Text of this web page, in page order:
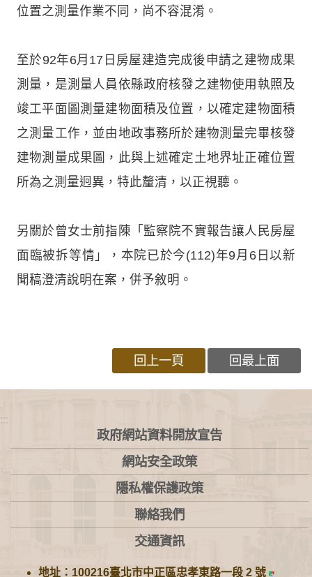
位置之測量作業不同，尚不容混淆。
至於92年6月17日房屋建造完成後申請之建物成果
測量，是測量人員依縣政府核發之建物使用執照及
竣工平面圖測量建物面積及位置，以確定建物面積
之測量工作，並由地政事務所於建物測量完畢核發
建物測量成果圖，此與上述確定土地界址正確位置
所為之測量迥異，特此釐清，以正視聽。
另關於曾女士前指陳「監察院不實報告讓人民房屋
面臨被拆等情」，本院已於今(112)年9月6日以新
聞稿澄清說明在案，併予敘明。
回上一頁 回最上面
:::
政府網站資料開放宣告
網站安全政策
隱私權保護政策
聯絡我們
交通資訊
地址：100216臺北市中正區忠孝東路一段 2 號